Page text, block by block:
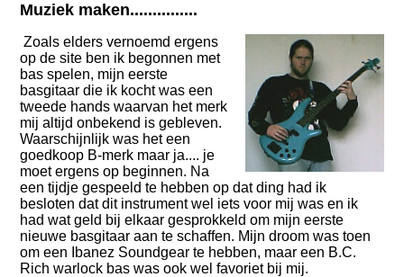
Muziek maken...............
Zoals elders vernoemd ergens
op de site ben ik begonnen met
bas spelen, mijn eerste
basgitaar die ik kocht was een
tweede hands waarvan het merk
mij altijd onbekend is gebleven.
Waarschijnlijk was het een
goedkoop B-merk maar ja.... je
moet ergens op beginnen. Na
een tijdje gespeeld te hebben op dat ding had ik
besloten dat dit instrument wel iets voor mij was en ik
had wat geld bij elkaar gesprokkeld om mijn eerste
nieuwe basgitaar aan te schaffen. Mijn droom was toen
om een Ibanez Soundgear te hebben, maar een B.C.
Rich warlock bas was ook wel favoriet bij mij.